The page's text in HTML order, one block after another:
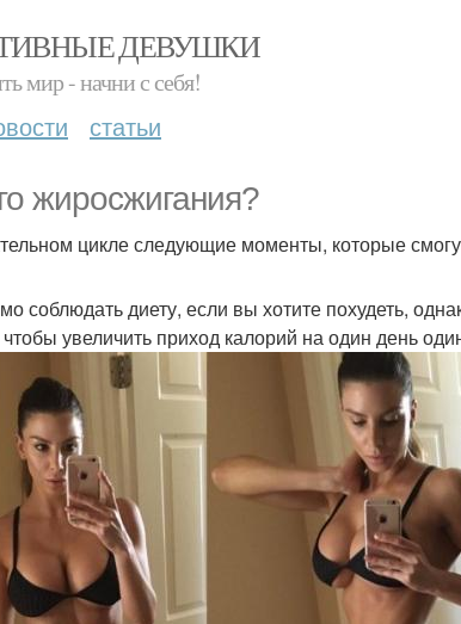
ДЕВУШКИ
мир - начни с себя!
статьи
жиросжигания?
цикле следующие моменты, которые
соблюдать диету, если вы хотите похудеть,
увеличить приход калорий на один день